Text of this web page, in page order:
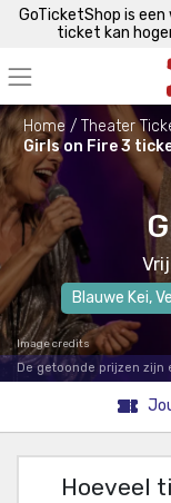
GoTicketShop is
ticket kan
Home Theater
Girls on Fire 3
Blauwe Kei,
Image credits
De getoonde prijzen zijn
Hoeveel